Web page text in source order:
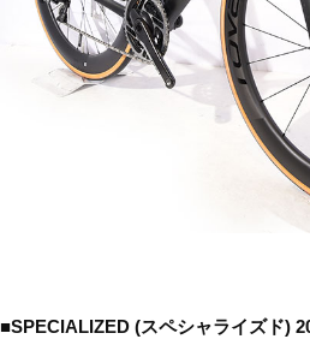
■SPECIALIZED (スペシャライズド)